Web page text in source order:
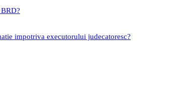
impotriva executorului judecatoresc?